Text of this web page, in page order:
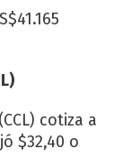
cotiza a
$32,40 o